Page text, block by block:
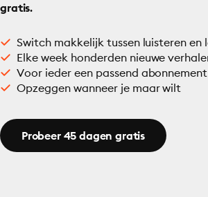
gratis.
Switch makkelijk tussen luisteren en
Elke week honderden nieuwe
Voor ieder een passend abonnement
Opzeggen wanneer je maar wilt
Probeer 45 dagen gratis